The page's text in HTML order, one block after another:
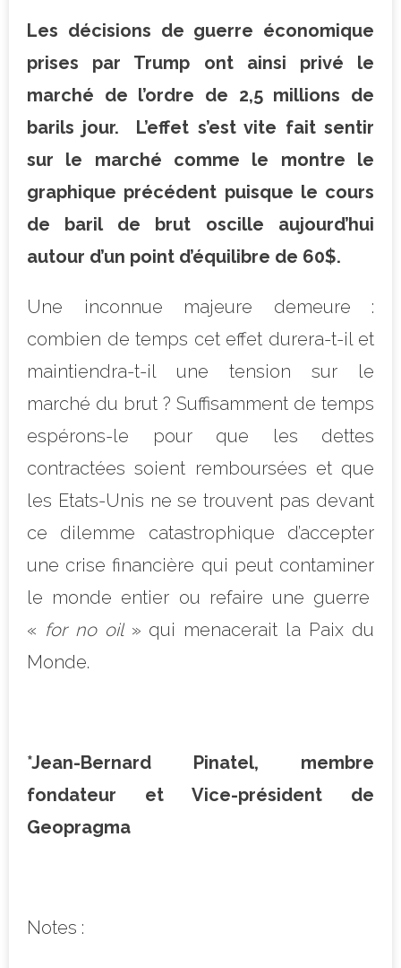
Les décisions de guerre économique
prises par Trump ont ainsi privé le
marché de l’ordre de 2,5 millions de
barils jour.
L’effet s’est vite fait sentir
sur le marché comme le montre le
graphique précédent puisque le cours
de baril de brut oscille aujourd’hui
autour d’un point d’équilibre de 60$.
Une inconnue majeure demeure :
combien de temps cet effet durera-t-il et
maintiendra-t-il une tension sur le
marché du brut ? Suffisamment de temps
espérons-le pour que les dettes
contractées soient remboursées et que
les Etats-Unis ne se trouvent pas devant
ce dilemme catastrophique d’accepter
une crise financière qui peut contaminer
le monde entier ou refaire une guerre
« for no oil» qui menacerait la Paix du
Monde.
*Jean-Bernard Pinatel, membre
fondateur et Vice-président de
Geopragma
Notes :